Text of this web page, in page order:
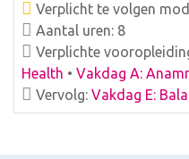
Verplicht te volgen
Aantal uren: 8
Verplichte
Health • Vakdag A:
Vervolg: Vakdag E: